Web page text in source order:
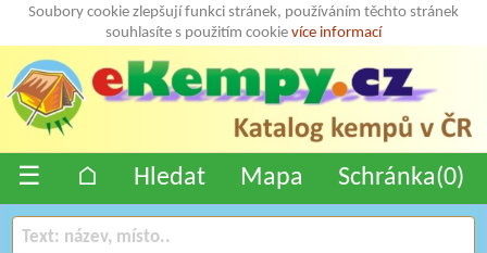
Soubory cookie zlepšují funkci stránek, používáním těchto stránek
souhlasíte s použitím cookie více informací
☰ ⌂ Hledat Mapa Schránka(0)